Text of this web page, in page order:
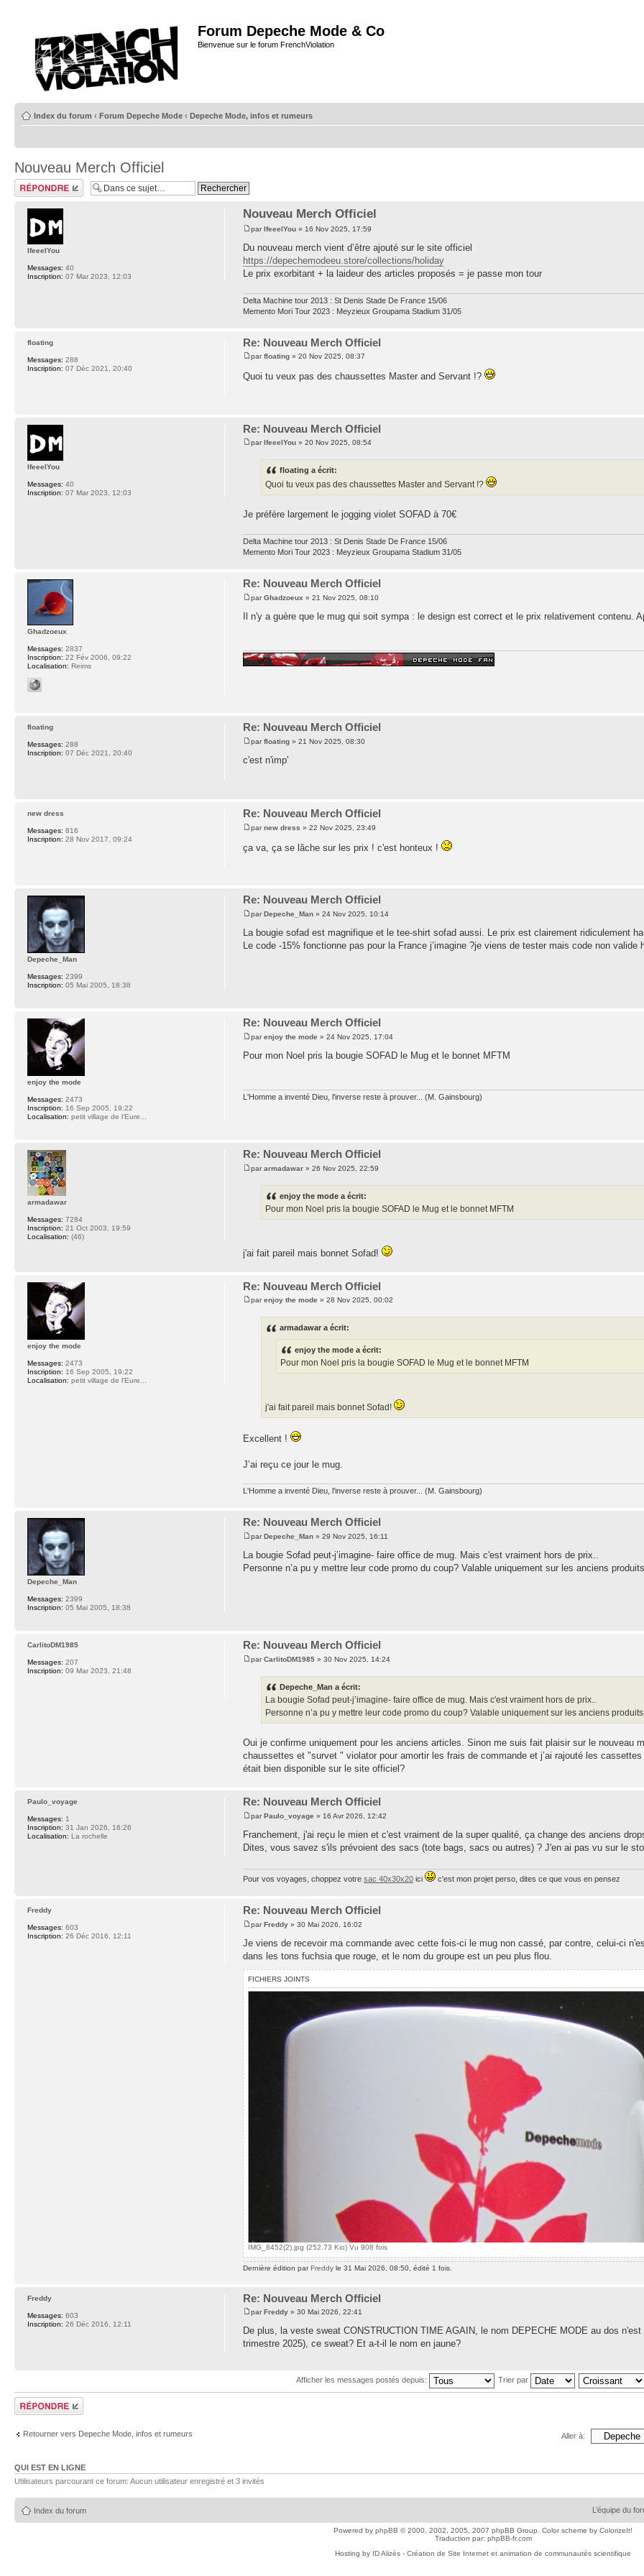
Forum Depeche Mode & Co
Bienvenue sur le forum FrenchViolation
Index du forum ‹ Forum Depeche Mode ‹ Depeche Mode, infos et rumeurs
Nouveau Merch Officiel
Répondre
Nouveau Merch Officiel
parIfeeelYou » 16 Nov 2025, 17:59
Du nouveau merch vient d’être ajouté sur le site officiel
https://depechemodeeu.store/collections/holiday
Le prix exorbitant + la laideur des articles proposés = je passe mon tour
Delta Machine tour 2013 : St Denis Stade De France 15/06
Memento Mori Tour 2023 : Meyzieux Groupama Stadium 31/05
IfeeelYou
Messages: 40
Inscription: 07 Mar 2023, 12:03
Re: Nouveau Merch Officiel
parfloating » 20 Nov 2025, 08:37
Quoi tu veux pas des chaussettes Master and Servant !?
floating
Messages: 288
Inscription: 07 Déc 2021, 20:40
Re: Nouveau Merch Officiel
parIfeeelYou » 20 Nov 2025, 08:54
floating a écrit:
Quoi tu veux pas des chaussettes Master and Servant !?
Je préfère largement le jogging violet SOFAD à 70€
Delta Machine tour 2013 : St Denis Stade De France 15/06
Memento Mori Tour 2023 : Meyzieux Groupama Stadium 31/05
IfeeelYou
Messages: 40
Inscription: 07 Mar 2023, 12:03
Re: Nouveau Merch Officiel
parGhadzoeux » 21 Nov 2025, 08:10
Il n'y a guère que le mug qui soit sympa : le design est correct et le prix relativement contenu.
Ghadzoeux
Messages: 2837
Inscription: 22 Fév 2006, 09:22
Localisation: Reims
Re: Nouveau Merch Officiel
parfloating » 21 Nov 2025, 08:30
c'est n'imp'
floating
Messages: 288
Inscription: 07 Déc 2021, 20:40
Re: Nouveau Merch Officiel
parnew dress » 22 Nov 2025, 23:49
ça va, ça se lâche sur les prix ! c'est honteux !
new dress
Messages: 816
Inscription: 28 Nov 2017, 09:24
Re: Nouveau Merch Officiel
parDepeche_Man » 24 Nov 2025, 10:14
La bougie sofad est magnifique et le tee-shirt sofad aussi. Le prix est clairement ridiculement
Le code -15% fonctionne pas pour la France j’imagine ?je viens de tester mais code non valide
Depeche_Man
Messages: 2399
Inscription: 05 Mai 2005, 18:38
Re: Nouveau Merch Officiel
parenjoy the mode » 24 Nov 2025, 17:04
Pour mon Noel pris la bougie SOFAD le Mug et le bonnet MFTM
L'Homme a inventé Dieu, l'inverse reste à prouver... (M. Gainsbourg)
enjoy the mode
Messages: 2473
Inscription: 16 Sep 2005, 19:22
Localisation: petit village de l'Eure...
Re: Nouveau Merch Officiel
pararmadawar » 26 Nov 2025, 22:59
enjoy the mode a écrit:
Pour mon Noel pris la bougie SOFAD le Mug et le bonnet MFTM
j'ai fait pareil mais bonnet Sofad!
armadawar
Messages: 7284
Inscription: 21 Oct 2003, 19:59
Localisation: (46)
Re: Nouveau Merch Officiel
parenjoy the mode » 28 Nov 2025, 00:02
armadawar a écrit:
enjoy the mode a écrit:
Pour mon Noel pris la bougie SOFAD le Mug et le bonnet MFTM
j'ai fait pareil mais bonnet Sofad!
Excellent !
J’ai reçu ce jour le mug.
L'Homme a inventé Dieu, l'inverse reste à prouver... (M. Gainsbourg)
enjoy the mode
Messages: 2473
Inscription: 16 Sep 2005, 19:22
Localisation: petit village de l'Eure...
Re: Nouveau Merch Officiel
parDepeche_Man » 29 Nov 2025, 16:11
La bougie Sofad peut-j’imagine- faire office de mug. Mais c'est vraiment hors de prix..
Personne n’a pu y mettre leur code promo du coup? Valable uniquement sur les anciens
Depeche_Man
Messages: 2399
Inscription: 05 Mai 2005, 18:38
Re: Nouveau Merch Officiel
parCarlitoDM1985 » 30 Nov 2025, 14:24
Depeche_Man a écrit:
La bougie Sofad peut-j’imagine- faire office de mug. Mais c'est vraiment hors de prix..
Personne n’a pu y mettre leur code promo du coup? Valable uniquement sur les anciens
Oui je confirme uniquement pour les anciens articles. Sinon me suis fait plaisir sur le nouveau
chaussettes et "survet " violator pour amortir les frais de commande et j’ai rajouté les
était bien disponible sur le site officiel?
CarlitoDM1985
Messages: 207
Inscription: 09 Mar 2023, 21:48
Re: Nouveau Merch Officiel
parPaulo_voyage » 16 Avr 2026, 12:42
Franchement, j'ai reçu le mien et c'est vraiment de la super qualité, ça change des anciens
Dites, vous savez s'ils prévoient des sacs (tote bags, sacs ou autres) ? J'en ai pas vu sur le
Pour vos voyages, choppez votresac 40x30x20 ici c'est mon projet perso, dites ce que vous en pensez
Paulo_voyage
Messages: 1
Inscription: 31 Jan 2026, 16:26
Localisation: La rochelle
Re: Nouveau Merch Officiel
parFreddy » 30 Mai 2026, 16:02
Je viens de recevoir ma commande avec cette fois-ci le mug non cassé, par contre, celui-ci
dans les tons fuchsia que rouge, et le nom du groupe est un peu plus flou.
FICHIERS JOINTS
IMG_8452(2).jpg (252.73 Kio) Vu 908 fois
Dernière édition parFreddy le 31 Mai 2026, 08:50, édité 1 fois.
Freddy
Messages: 603
Inscription: 26 Déc 2016, 12:11
Re: Nouveau Merch Officiel
parFreddy » 30 Mai 2026, 22:41
De plus, la veste sweat CONSTRUCTION TIME AGAIN, le nom DEPECHE MODE au dos
trimestre 2025), ce sweat? Et a-t-il le nom en jaune?
Freddy
Messages: 603
Inscription: 26 Déc 2016, 12:11
Afficher les messages postés depuis: Trier par
Répondre
Retourner vers Depeche Mode, infos et rumeurs Aller à:
QUI EST EN LIGNE
Utilisateurs parcourant ce forum: Aucun utilisateur enregistré et 3 invités
Index du forum L’équipe du
Powered by phpBB © 2000, 2002, 2005, 2007 phpBB Group. Color scheme by ColorizeIt!
Traduction par: phpBB-fr.com
Hosting by ID Alizés - Création de Site Internet et animation de communautés scientifique